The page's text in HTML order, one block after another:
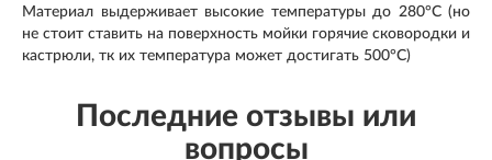
Материал выдерживает высокие температуры до 280°С (но
не стоит ставить на поверхность мойки горячие сковородки и
кастрюли, тк их температура может достигать 500°С)
Последние отзывы или
вопросы